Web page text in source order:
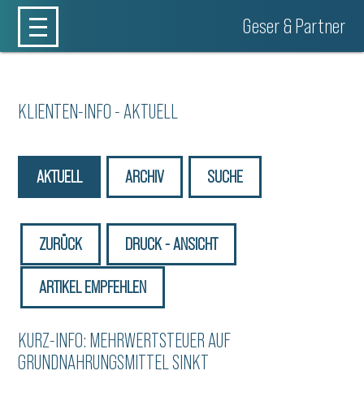
Geser & Partner
KLIENTEN-INFO - AKTUELL
AKTUELL ARCHIV SUCHE
ZURÜCK DRUCK - ANSICHT
ARTIKEL EMPFEHLEN
KURZ-INFO: MEHRWERTSTEUER AUF
GRUNDNAHRUNGSMITTEL SINKT